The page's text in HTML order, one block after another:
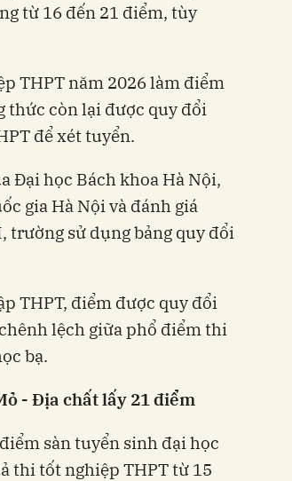
từ 16 đến 21 điểm, tùy
THPT năm 2026 làm điểm
thức còn lại được quy đổi
để xét tuyển.
Đại học Bách khoa Hà Nội,
gia Hà Nội và đánh giá
trường sử dụng bảng quy đổi
THPT, điểm được quy đổi
lệch giữa phổ điểm thi
bạ.
- Địa chất lấy 21 điểm
sàn tuyển sinh đại học
thi tốt nghiệp THPT từ 15